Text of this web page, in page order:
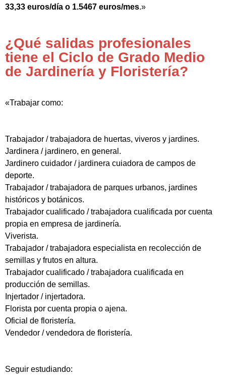
33,33 euros/día o 1.5467 euros/mes.»
¿Qué salidas profesionales
tiene el Ciclo de Grado Medio
de Jardinería y Floristería?
«Trabajar como:
Trabajador / trabajadora de huertas, viveros y jardines.
Jardinera / jardinero, en general.
Jardinero cuidador / jardinera cuiadora de campos de
deporte.
Trabajador / trabajadora de parques urbanos, jardines
históricos y botánicos.
Trabajador cualificado / trabajadora cualificada por cuenta
propia en empresa de jardinería.
Viverista.
Trabajador / trabajadora especialista en recolección de
semillas y frutos en altura.
Trabajador cualificado / trabajadora cualificada en
producción de semillas.
Injertador / injertadora.
Florista por cuenta propia o ajena.
Oficial de floristería.
Vendedor / vendedora de floristería.
Seguir estudiando: